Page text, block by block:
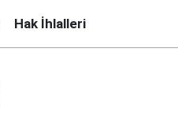
Hak İhlalleri